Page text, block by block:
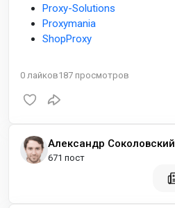
Proxy-Solutions
Proxymania
ShopProxy
0 лайков187 просмотров
Александр Соколовский
671 пост